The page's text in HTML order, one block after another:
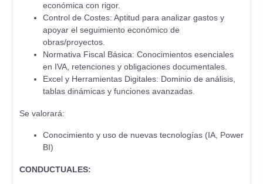
económica con rigor.
Control de Costes: Aptitud para analizar gastos y
apoyar el seguimiento económico de
obras/proyectos.
Normativa Fiscal Básica: Conocimientos esenciales
en IVA, retenciones y obligaciones documentales.
Excel y Herramientas Digitales: Dominio de análisis,
tablas dinámicas y funciones avanzadas.
Se valorará:
Conocimiento y uso de nuevas tecnologías (IA, Power
BI)
CONDUCTUALES: